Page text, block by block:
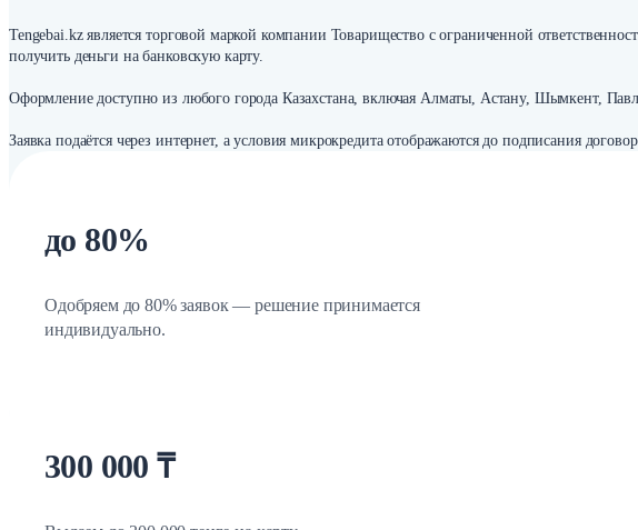
Tengebai.kz является торговой маркой компании Товарищество с ограниченной
получить деньги на банковскую карту.
Оформление доступно из любого города Казахстана, включая Алматы, Астану, Шымкент,
Заявка подаётся через интернет, а условия микрокредита отображаются до подписания
до 80%
Одобряем до 80% заявок — решение принимается
индивидуально.
300 000 ₸